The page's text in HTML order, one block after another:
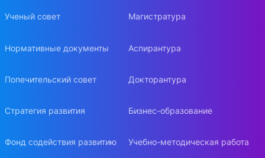
Ученый совет
Нормативные документы
Попечительский совет
Стратегия развития
Фонд содействия развитию
Магистратура
Аспирантура
Докторантура
Бизнес-образование
Учебно-методическая работа